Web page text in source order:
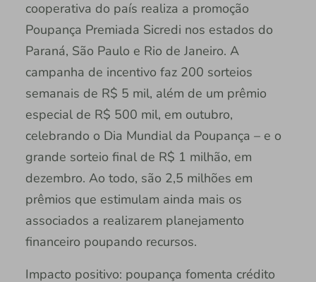
cooperativa do país realiza a promoção
Poupança Premiada Sicredi nos estados do
Paraná, São Paulo e Rio de Janeiro. A
campanha de incentivo faz 200 sorteios
semanais de R$ 5 mil, além de um prêmio
especial de R$ 500 mil, em outubro,
celebrando o Dia Mundial da Poupança – e o
grande sorteio final de R$ 1 milhão, em
dezembro. Ao todo, são 2,5 milhões em
prêmios que estimulam ainda mais os
associados a realizarem planejamento
financeiro poupando recursos.
Impacto positivo: poupança fomenta crédito